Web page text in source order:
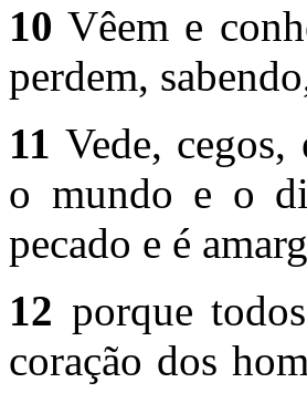
10 Vêem e
perdem,
11 Vede,
o mundo e o
pecado e é
12 porque
coração dos